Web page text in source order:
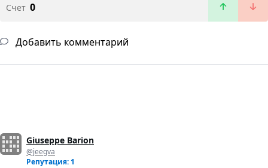
Счет 0
Добавить комментарий
Giuseppe Barion
@jeegva
Репутация: 1